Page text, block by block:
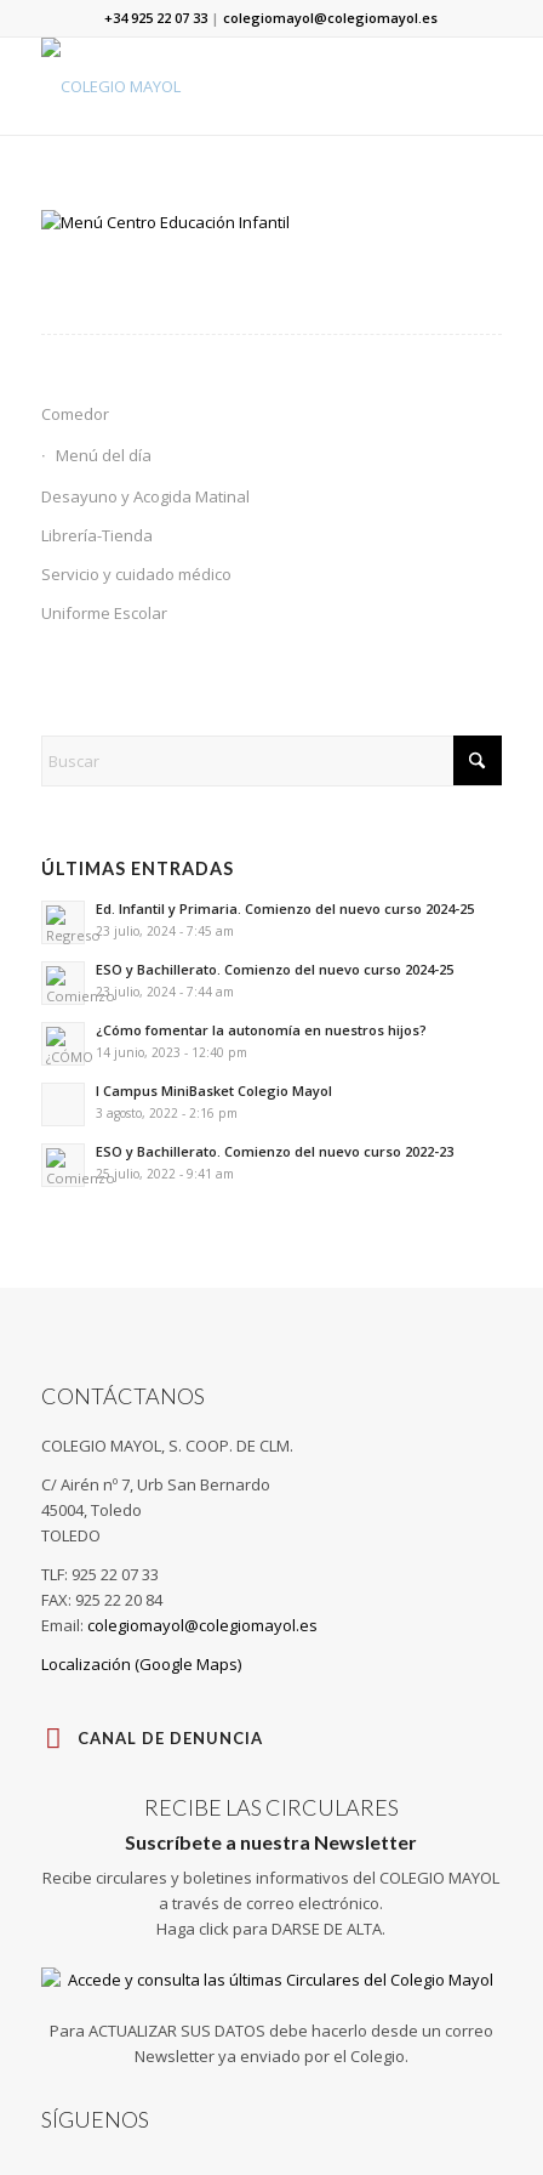
+34 925 22 07 33 |colegiomayol@colegiomayol.es
Comedor
Menú del día
Desayuno y Acogida Matinal
Librería-Tienda
Servicio y cuidado médico
Uniforme Escolar
ÚLTIMAS ENTRADAS
Ed. Infantil y Primaria. Comienzo del nuevo curso 2024-25
23 julio, 2024 - 7:45 am
ESO y Bachillerato. Comienzo del nuevo curso 2024-25
23 julio, 2024 - 7:44 am
¿Cómo fomentar la autonomía en nuestros hijos?
14 junio, 2023 - 12:40 pm
I Campus MiniBasket Colegio Mayol
3 agosto, 2022 - 2:16 pm
ESO y Bachillerato. Comienzo del nuevo curso 2022-23
25 julio, 2022 - 9:41 am
CONTÁCTANOS
COLEGIO MAYOL, S. COOP. DE CLM.
C/ Airén nº 7, Urb San Bernardo
45004, Toledo
TOLEDO
TLF: 925 22 07 33
FAX: 925 22 20 84
Email: colegiomayol@colegiomayol.es
Localización (Google Maps)
CANAL DE DENUNCIA
RECIBE LAS CIRCULARES
Suscríbete a nuestra Newsletter
Recibe circulares y boletines informativos del COLEGIO MAYOL
a través de correo electrónico.
Haga click para DARSE DE ALTA.
Para ACTUALIZAR SUS DATOS debe hacerlo desde un correo
Newsletter ya enviado por el Colegio.
SÍGUENOS